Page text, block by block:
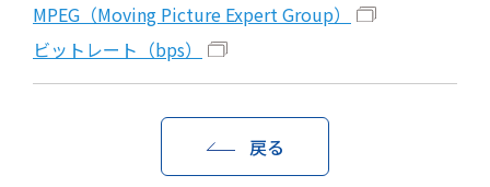
MPEG（Moving Picture Expert Group）
ビットレート（bps）
戻る